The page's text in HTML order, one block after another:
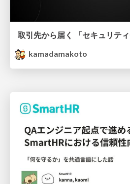
kamadamakoto